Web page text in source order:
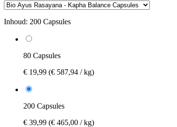
Inhoud: 200 Capsules
80 Capsules
€ 19,99 (€ 587,94 / kg)
200 Capsules
€ 39,99 (€ 465,00 / kg)